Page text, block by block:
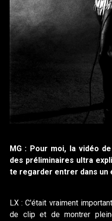
MG : Pour moi, la vidéo
des préliminaires ultra
te regarder entrer dans un
LX : C'était vraiment
de clip et de montrer